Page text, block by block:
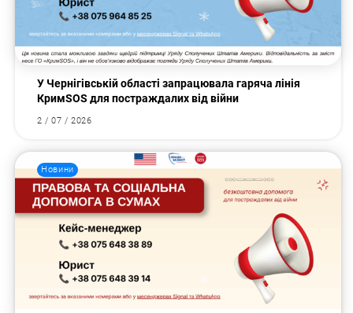
У Чернігівській області запрацювала гаряча лінія
КримSOS для постраждалих від війни
2 / 07 / 2026
Новини